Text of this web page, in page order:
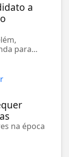
a
para...
na época